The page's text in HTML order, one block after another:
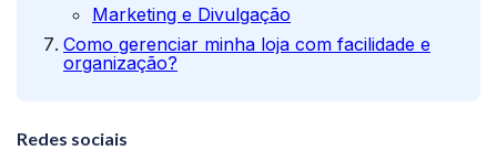
Marketing e Divulgação
Como gerenciar minha loja com facilidade e
organização?
Redes sociais